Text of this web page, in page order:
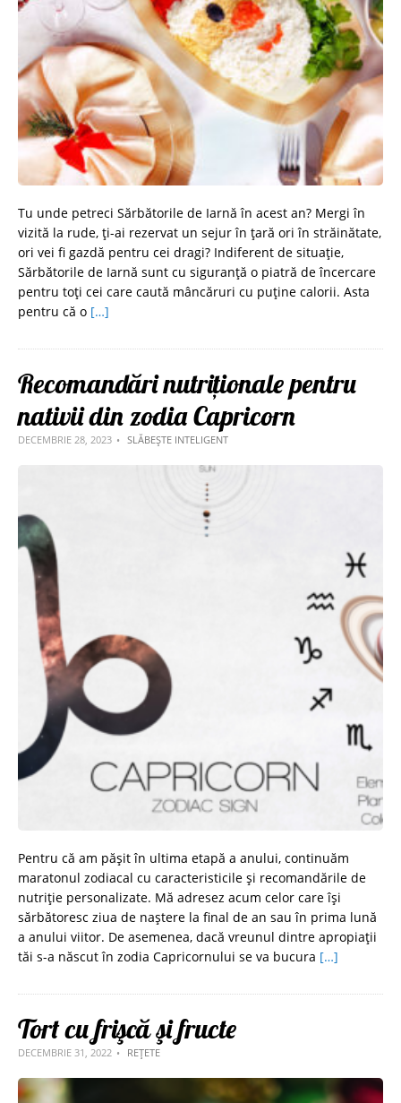
Tu unde petreci Sărbătorile de Iarnă în acest an? Mergi în
vizită la rude, ți-ai rezervat un sejur în țară ori în străinătate,
ori vei fi gazdă pentru cei dragi? Indiferent de situație,
Sărbătorile de Iarnă sunt cu siguranță o piatră de încercare
pentru toți cei care caută mâncăruri cu puține calorii. Asta
pentru că o […]
Recomandări nutriționale pentru
nativii din zodia Capricorn
DECEMBRIE 28, 2023 SLĂBEȘTE INTELIGENT
Pentru că am pășit în ultima etapă a anului, continuăm
maratonul zodiacal cu caracteristicile și recomandările de
nutriție personalizate. Mă adresez acum celor care își
sărbătoresc ziua de naștere la final de an sau în prima lună
a anului viitor. De asemenea, dacă vreunul dintre apropiații
tăi s-a născut în zodia Capricornului se va bucura […]
Tort cu frişcă şi fructe
DECEMBRIE 31, 2022 REȚETE